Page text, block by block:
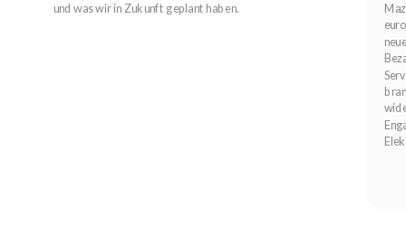
und was wir in Zukunft geplant haben.